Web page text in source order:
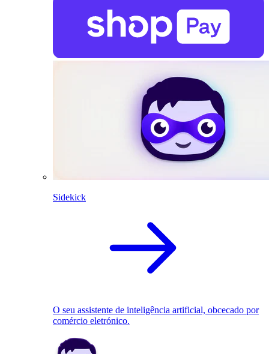
Sidekick
O seu assistente de inteligência artificial, obcecado por
comércio eletrónico.